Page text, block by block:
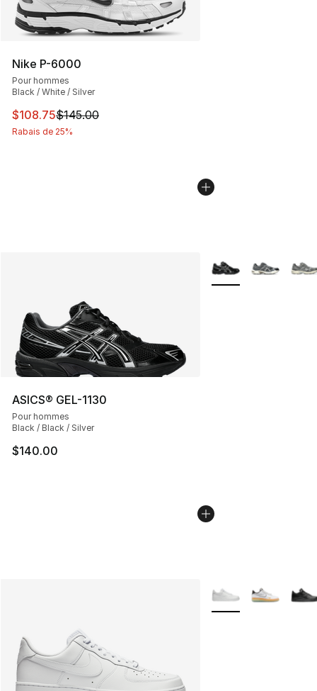
Nike P-6000
Pour hommes
Black / White / Silver
Cet article est en solde. Le prix est passé de $145.00 à
$108.75$145.00
Rabais de 25%
ASICS® GEL-1130
Pour hommes
Black / Black / Silver
$140.00
Plus de couleurs
Plus de couleurs